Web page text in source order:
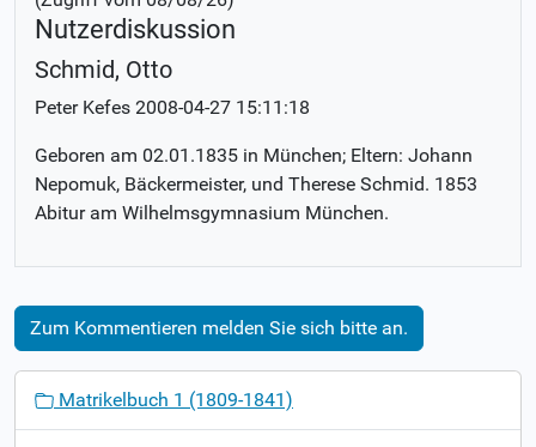
Nutzerdiskussion
Schmid, Otto
Peter Kefes 2008-04-27 15:11:18
Geboren am 02.01.1835 in München; Eltern: Johann
Nepomuk, Bäckermeister, und Therese Schmid. 1853
Abitur am Wilhelmsgymnasium München.
Zum Kommentieren melden Sie sich bitte an.
Matrikelbuch 1 (1809-1841)